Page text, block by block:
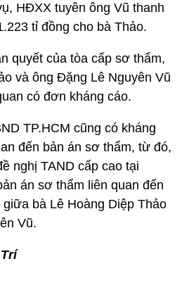
HĐXX tuyên ông Vũ thanh
tỉ đồng cho bà Thảo.
quyết của tòa cấp sơ thẩm,
và ông Đặng Lê Nguyên Vũ
có đơn kháng cáo.
TP.HCM cũng có kháng
đến bản án sơ thẩm, từ đó,
nghị TAND cấp cao tại
án sơ thẩm liên quan đến
bà Lê Hoàng Diệp Thảo
Vũ.